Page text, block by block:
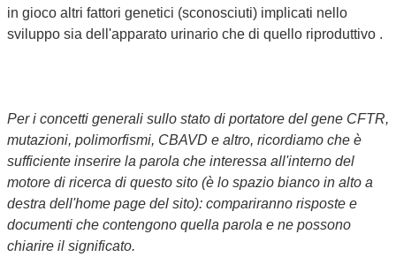
in gioco altri fattori genetici (sconosciuti) implicati nello
sviluppo sia dell'apparato urinario che di quello riproduttivo .
Per i concetti generali sullo stato di portatore del gene CFTR,
mutazioni, polimorfismi, CBAVD e altro, ricordiamo che è
sufficiente inserire la parola che interessa all'interno del
motore di ricerca di questo sito (è lo spazio bianco in alto a
destra dell'home page del sito): compariranno risposte e
documenti che contengono quella parola e ne possono
chiarire il significato.